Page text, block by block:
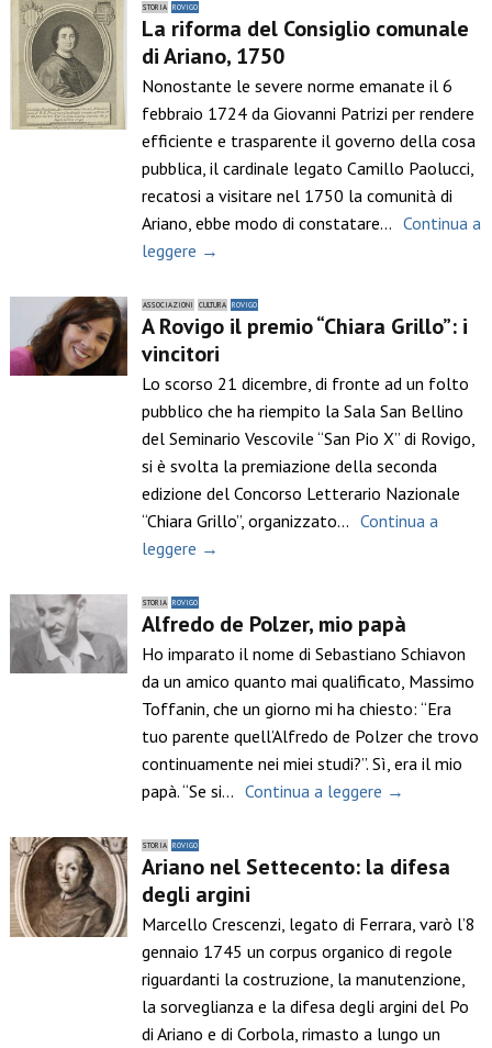
STORIA ROVIGO
La riforma del Consiglio comunale
di Ariano, 1750
Nonostante le severe norme emanate il 6
febbraio 1724 da Giovanni Patrizi per rendere
efficiente e trasparente il governo della cosa
pubblica, il cardinale legato Camillo Paolucci,
recatosi a visitare nel 1750 la comunità di
Ariano, ebbe modo di constatare… Continua a
leggere →
ASSOCIAZIONI CULTURA ROVIGO
A Rovigo il premio “Chiara Grillo”: i
vincitori
Lo scorso 21 dicembre, di fronte ad un folto
pubblico che ha riempito la Sala San Bellino
del Seminario Vescovile “San Pio X” di Rovigo,
si è svolta la premiazione della seconda
edizione del Concorso Letterario Nazionale
“Chiara Grillo”, organizzato… Continua a
leggere →
STORIA ROVIGO
Alfredo de Polzer, mio papà
Ho imparato il nome di Sebastiano Schiavon
da un amico quanto mai qualificato, Massimo
Toffanin, che un giorno mi ha chiesto: “Era
tuo parente quell’Alfredo de Polzer che trovo
continuamente nei miei studi?”. Sì, era il mio
papà. “Se si… Continua a leggere →
STORIA ROVIGO
Ariano nel Settecento: la difesa
degli argini
Marcello Crescenzi, legato di Ferrara, varò l’8
gennaio 1745 un corpus organico di regole
riguardanti la costruzione, la manutenzione,
la sorveglianza e la difesa degli argini del Po
di Ariano e di Corbola, rimasto a lungo un